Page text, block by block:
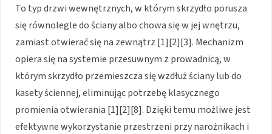
To typ drzwi wewnętrznych, w którym skrzydło porusza
się równolegle do ściany albo chowa się w jej wnętrzu,
zamiast otwierać się na zewnątrz [1][2][3]. Mechanizm
opiera się na systemie przesuwnym z prowadnicą, w
którym skrzydło przemieszcza się wzdłuż ściany lub do
kasety ściennej, eliminując potrzebę klasycznego
promienia otwierania [1][2][8]. Dzięki temu możliwe jest
efektywne wykorzystanie przestrzeni przy narożnikach i